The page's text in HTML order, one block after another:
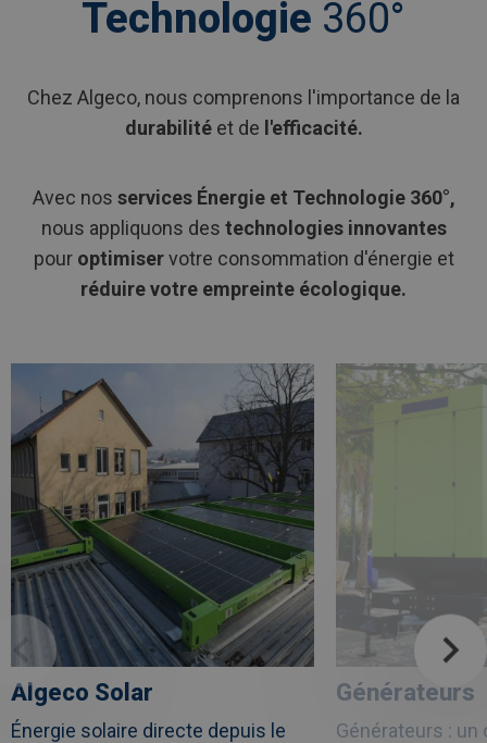
Technologie 360°
Chez Algeco, nous comprenons l'importance de la
durabilitéet de l'efficacité.
Avec nos services Énergie et Technologie 360°,
nous appliquons des technologies innovantes
pour optimiservotre consommation d'énergie et
réduire votre empreinte écologique.
Algeco Solar
Énergie solaire directe depuis le
naarAlgeco
Solar
Afbeelding
Générateurs
Générateurs : un
link
naarGénérateurs